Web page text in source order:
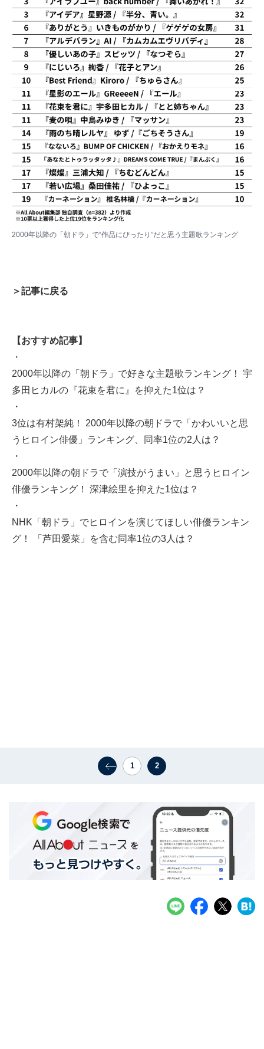
2000年以降の「朝ドラ」で“作品にぴったり”だと思う主題歌ランキング
＞記事に戻る
【おすすめ記事】
・
2000年以降の「朝ドラ」で好きな主題歌ランキング！ 宇
多田ヒカルの『花束を君に』を抑えた1位は？
・
3位は有村架純！ 2000年以降の朝ドラで「かわいいと思
うヒロイン俳優」ランキング、同率1位の2人は？
・
2000年以降の朝ドラで「演技がうまい」と思うヒロイン
俳優ランキング！ 深津絵里を抑えた1位は？
・
NHK「朝ドラ」でヒロインを演じてほしい俳優ランキン
グ！ 「芦田愛菜」を含む同率1位の3人は？
1 2